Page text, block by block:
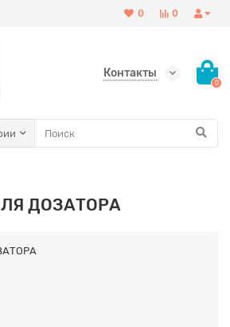
0
0
Контакты
0
ДОЗАТОРА